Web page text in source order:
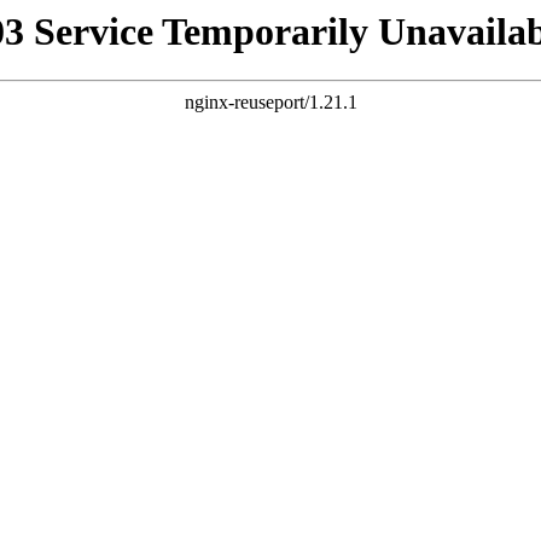
Service Temporarily
nginx-reuseport/1.21.1